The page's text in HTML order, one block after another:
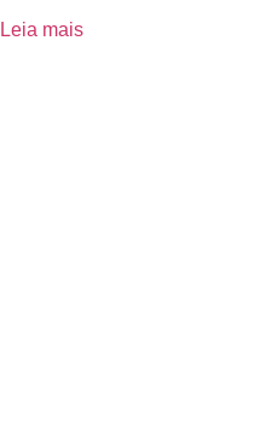
Leia mais